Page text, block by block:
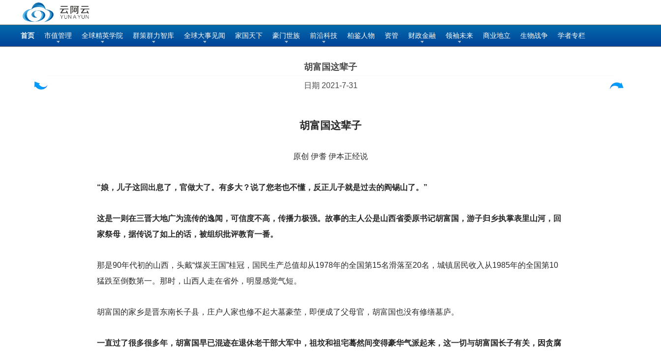
首页 市值管理 全球精英学院 群策群力智库 全球大事见闻 家国天下 豪门世族 前沿科技 柏鉴人物 资管 财政金融 领袖未来 商业地立 生物战争 学者专栏
胡富国这辈子
日期 2021-7-31
胡富国这辈子
原创 伊耆 伊本正经说
“娘，儿子这回出息了，官做大了。有多大？说了您老也不懂，反正儿子就是过去的阎锡山了。”
这是一则在三晋大地广为流传的逸闻，可信度不高，传播力极强。故事的主人公是山西省委原书记胡富国，游子归乡执掌表里山河，回
家祭母，据传说了如上的话，被组织批评教育一番。
那是90年代初的山西，头戴“煤炭王国”桂冠，国民生产总值却从1978年的全国第15名滑落至20名，城镇居民收入从1985年的全国第10
猛跌至倒数第一。那时，山西人走在省外，明显感觉气短。
胡富国的家乡是晋东南长子县，庄户人家也修不起大墓豪茔，即便成了父母官，胡富国也没有修缮墓庐。
一直过了很多很多年，胡富国早已混迹在退休老干部大军中，祖坟和祖宅蓦然间变得豪华气派起来，这一切与胡富国长子有关，因贪腐